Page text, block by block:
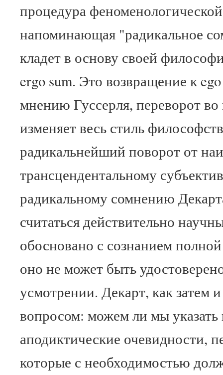
процедура
напоминающая "радикальное
кладет в основу своей
ergo sum. Это возвращение к
мнению Гуссерля, переворот
изменяет весь стиль
радикальнейший поворот от
трансцендентальному
радикальному сомнению
считаться действительно
обосновано с сознанием
оно не может быть
усмотрении. Декарт, как затем и
вопросом: можем ли мы указать
аподиктические очевидности,
которые с необходимостью